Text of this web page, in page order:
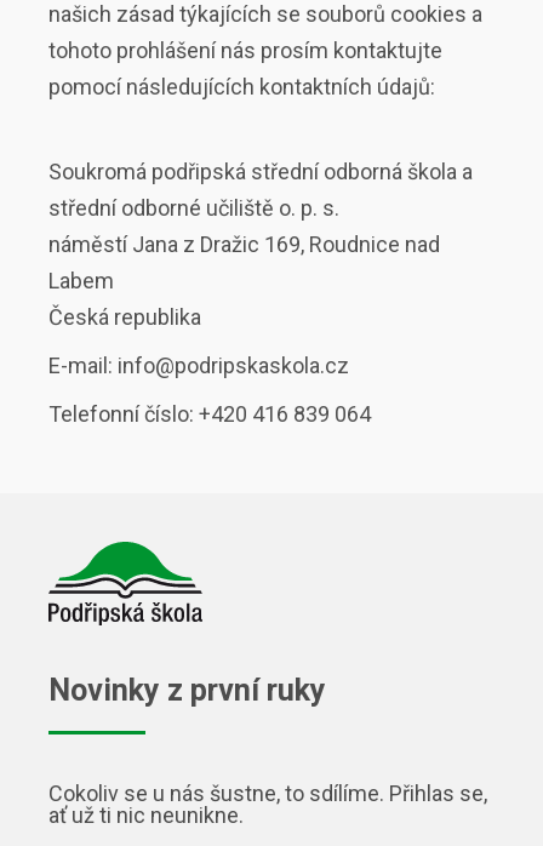
našich zásad týkajících se souborů cookies a
tohoto prohlášení nás prosím kontaktujte
pomocí následujících kontaktních údajů:
Soukromá podřipská střední odborná škola a
střední odborné učiliště o. p. s.
náměstí Jana z Dražic 169, Roudnice nad
Labem
Česká republika
E-mail: info@podripskaskola.cz
Telefonní číslo: +420 416 839 064
Novinky z první ruky
Cokoliv se u nás šustne, to sdílíme. Přihlas se,
ať už ti nic neunikne.